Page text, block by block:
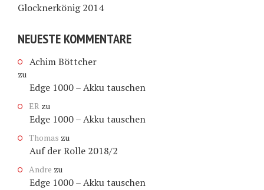
Glocknerkönig 2014
NEUESTE KOMMENTARE
Achim Böttcher
zu
Edge 1000 – Akku tauschen
ER zu
Edge 1000 – Akku tauschen
Thomas zu
Auf der Rolle 2018/2
Andre zu
Edge 1000 – Akku tauschen